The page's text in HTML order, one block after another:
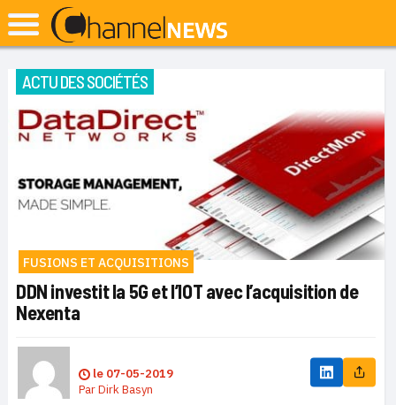
ACTU DES SOCIÉTÉS
FUSIONS ET ACQUISITIONS
DDN investit la 5G et l’IOT avec l’acquisition de
Nexenta
le 07-05-2019
ParDirk Basyn